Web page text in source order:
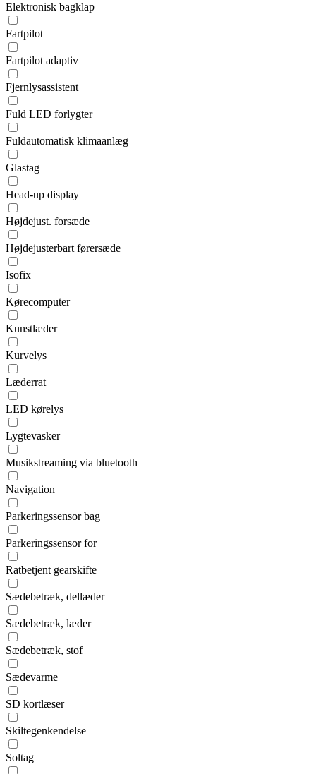
Elektronisk bagklap
Fartpilot
Fartpilot adaptiv
Fjernlysassistent
Fuld LED forlygter
Fuldautomatisk klimaanlæg
Glastag
Head-up display
Højdejust. forsæde
Højdejusterbart førersæde
Isofix
Kørecomputer
Kunstlæder
Kurvelys
Læderrat
LED kørelys
Lygtevasker
Musikstreaming via bluetooth
Navigation
Parkeringssensor bag
Parkeringssensor for
Ratbetjent gearskifte
Sædebetræk, dellæder
Sædebetræk, læder
Sædebetræk, stof
Sædevarme
SD kortlæser
Skiltegenkendelse
Soltag